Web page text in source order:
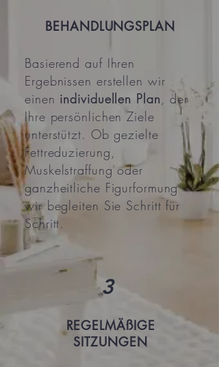
BEHANDLUNGSPLAN
Basierend auf Ihren
Ergebnissen erstellen wir
einen individuellen Plan, der
Ihre persönlichen Ziele
unterstützt. Ob gezielte
Fettreduzierung,
Muskelstraffung oder
ganzheitliche Figurformung -
wir begleiten Sie Schritt für
Schritt.
3
REGELMÄßIGE
SITZUNGEN